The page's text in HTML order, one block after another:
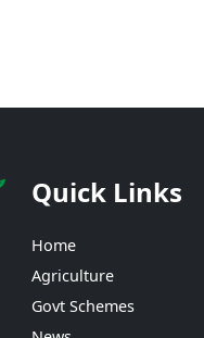
Quick Links
Home
Agriculture
Govt Schemes